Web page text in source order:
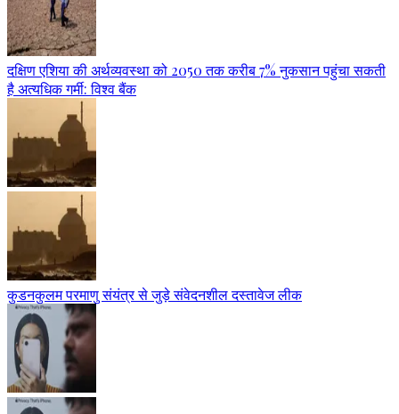
दक्षिण एशिया की अर्थव्यवस्था को 2050 तक करीब 7% नुकसान पहुंचा सकती
है अत्यधिक गर्मी: विश्व बैंक
कुडनकुलम परमाणु संयंत्र से जुड़े संवेदनशील दस्तावेज लीक